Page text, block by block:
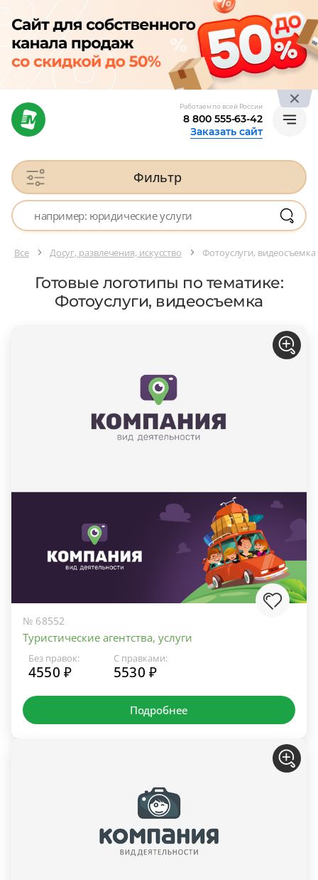
Работаем по всей России
8 800 555-63-42
Заказать сайт
Фильтр
Все Досуг, развлечения, искусство Фотоуслуги, видеосъемка
Готовые логотипы по тематике:
Фотоуслуги, видеосъемка
№ 68552
Туристические агентства, услуги
Без правок:
4550 ₽
С правками:
5530 ₽
Подробнее